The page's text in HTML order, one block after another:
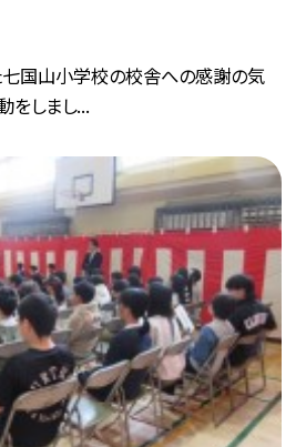
国山小学校の校舎への感謝の気
をしまし...